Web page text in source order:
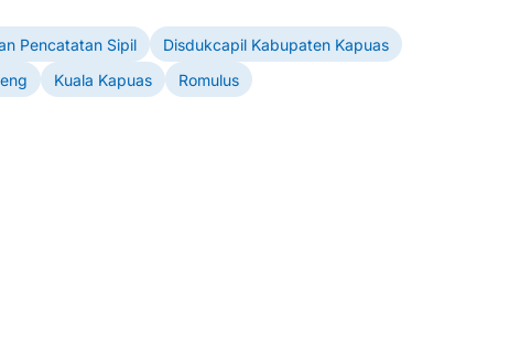
Pencatatan Sipil
Disdukcapil Kabupaten Kapuas
Kuala Kapuas Romulus